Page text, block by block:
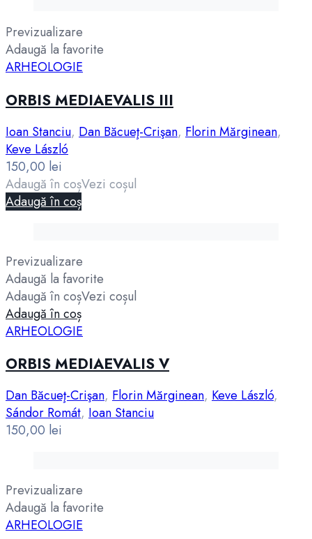
Previzualizare
Adaugă la favorite
ARHEOLOGIE
ORBIS MEDIAEVALIS III
Ioan Stanciu, Dan Băcueţ-Crişan, Florin Mărginean,
Keve László
150,00 lei
Adaugă în coșVezi coșul
Adaugă în coș
Previzualizare
Adaugă la favorite
Adaugă în coșVezi coșul
Adaugă în coș
ARHEOLOGIE
ORBIS MEDIAEVALIS V
Dan Băcueţ-Crişan, Florin Mărginean, Keve László,
Sándor Romát, Ioan Stanciu
150,00 lei
Previzualizare
Adaugă la favorite
ARHEOLOGIE